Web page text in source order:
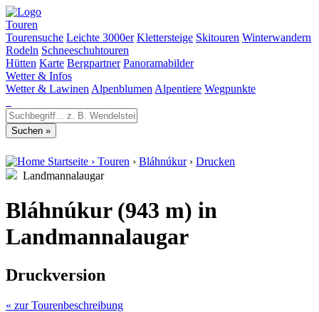
Touren
Tourensuche Leichte 3000er Klettersteige Skitouren Winterwandern
Rodeln Schneeschuhtouren
Hütten Karte Bergpartner Panoramabilder
Wetter & Infos
Wetter & Lawinen Alpenblumen Alpentiere Wegpunkte
Startseite › Touren › Bláhnúkur › Drucken
Landmannalaugar
Bláhnúkur (943 m) in
Landmannalaugar
Druckversion
« zur Tourenbeschreibung